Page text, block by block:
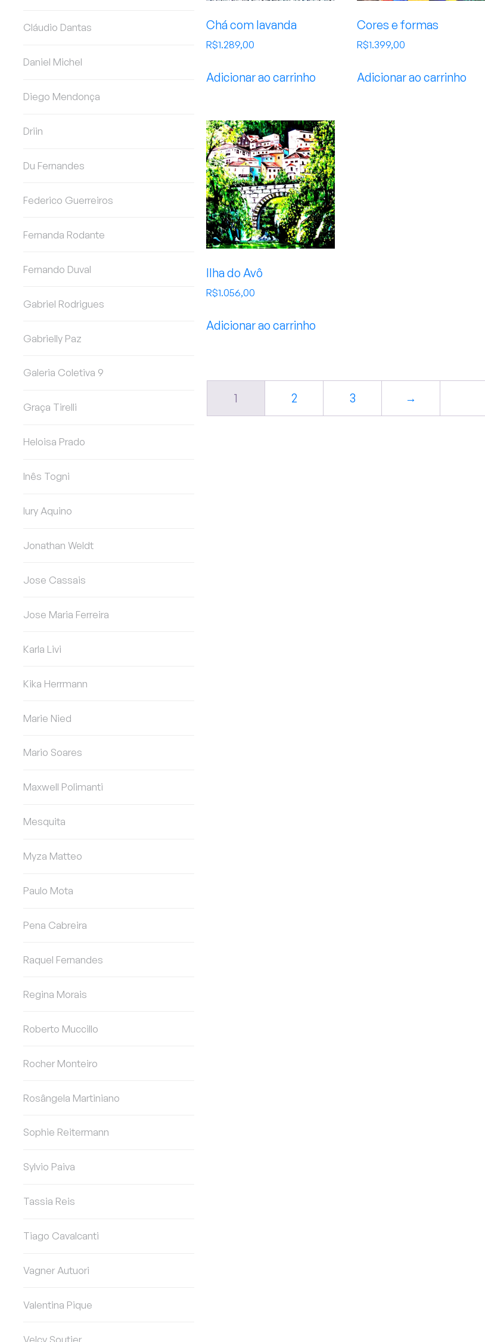
Cláudio Dantas
Daniel Michel
Diego Mendonça
Driin
Du Fernandes
Federico Guerreiros
Fernanda Rodante
Fernando Duval
Gabriel Rodrigues
Gabrielly Paz
Galeria Coletiva 9
Graça Tirelli
Heloisa Prado
Inês Togni
Iury Aquino
Jonathan Weldt
Jose Cassais
Jose Maria Ferreira
Karla Livi
Kika Herrmann
Marie Nied
Mario Soares
Maxwell Polimanti
Mesquita
Myza Matteo
Paulo Mota
Pena Cabreira
Raquel Fernandes
Regina Morais
Roberto Muccillo
Rocher Monteiro
Rosângela Martiniano
Sophie Reitermann
Sylvio Paiva
Tassia Reis
Tiago Cavalcanti
Vagner Autuori
Valentina Pique
Velcy Soutier
Chá com lavanda
R$1.289,00
Adicionar ao carrinho
Cores e formas
R$1.399,00
Adicionar ao carrinho
Ilha do Avô
R$1.056,00
Adicionar ao carrinho
1 2 3 →